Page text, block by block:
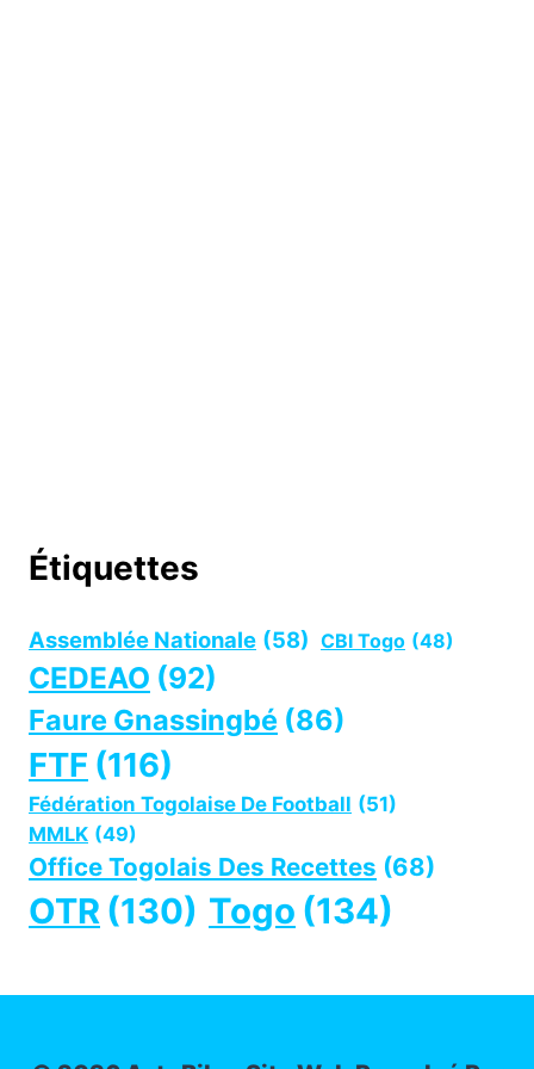
Étiquettes
Assemblée Nationale (58) CBI Togo (48)
CEDEAO (92)
Faure Gnassingbé (86)
FTF (116)
Fédération Togolaise De Football (51)
MMLK (49)
Office Togolais Des Recettes (68)
OTR (130) Togo (134)